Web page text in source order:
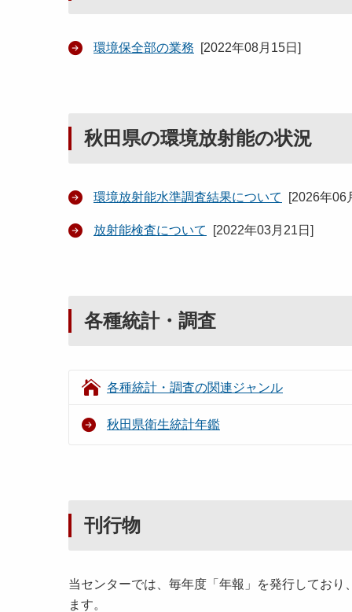
環境保全部の業務 [2022年08月15日 ]
秋田県の環境放射能の状況
環境放射能水準調査結果について [2026年06
放射能検査について [2022年03月21日 ]
各種統計・調査
各種統計・調査の関連ジャンル
秋田県衛生統計年鑑
刊行物
当センターでは、毎年度「年報」を発行してお
ます。